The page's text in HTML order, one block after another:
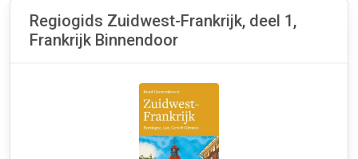
Regiogids Zuidwest-Frankrijk, deel 1,
Frankrijk Binnendoor